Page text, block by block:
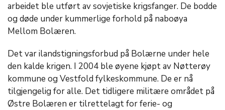
arbeidet ble utført av sovjetiske krigsfanger. De bodde
og døde under kummerlige forhold på naboøya
Mellom Bolæren.
Det var ilandstigningsforbud på Bolærne under hele
den kalde krigen. I 2004 ble øyene kjøpt av Nøtterøy
kommune og Vestfold fylkeskommune. De er nå
tilgjengelig for alle. Det tidligere militære området på
Østre Bolæren er tilrettelagt for ferie- og